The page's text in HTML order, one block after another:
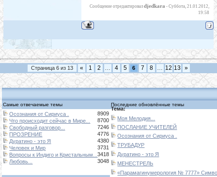
Сообщение отредактировал djedkara - Суббота, 21.01.2012,
19:58
Страница 6из 13 « 1 2 4 5 6 7 8 12 13 »
Самые отвечаемые темы Последние обновлённые темы
Осознания от Сириуса .
8909
Что происходит сейчас в Мире...
8700
Свободный разговор...
7246
ПРОЗРЕНИЕ
4776
Дуратино - это Я
4380
Человек и Мир
3731
Вопросы к Индиго и Кристальным...3418
Любовь...
3048
Тема:
Моя Мелодия...
ПОСЛАНИЕ УЧИТЕЛЕЙ
Осознания от Сириуса .
ТРУБАДУР
Дуратино - это Я
МЕНЕСТРЕЛЬ
«Парамагинумерология № 7777»